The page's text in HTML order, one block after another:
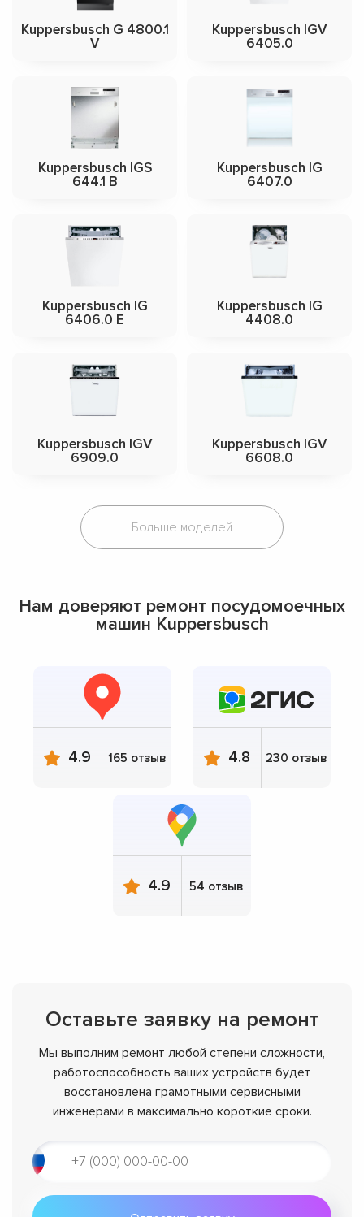
Kuppersbusch G 4800.1
V
Kuppersbusch IGV
6405.0
Kuppersbusch IGS
644.1 B
Kuppersbusch IG
6407.0
Kuppersbusch IG
6406.0 E
Kuppersbusch IG
4408.0
Kuppersbusch IGV
6909.0
Kuppersbusch IGV
6608.0
Больше моделей
Нам доверяют ремонт посудомоечных
машин Kuppersbusch
4.9 165 отзыв 4.8 230 отзыв
4.9 54 отзыв
Оставьте заявку на ремонт
Мы выполним ремонт любой степени сложности,
работоспособность ваших устройств будет
восстановлена грамотными сервисными
инженерами в максимально короткие сроки.